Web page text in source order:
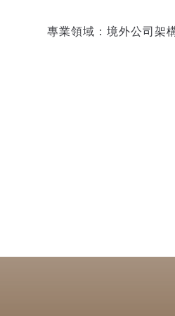
專業領域：境外公司架